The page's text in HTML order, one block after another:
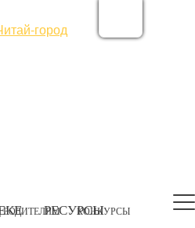
РЕСУРСЫ
РОДИТЕЛЯМ
КОНКУРСЫ